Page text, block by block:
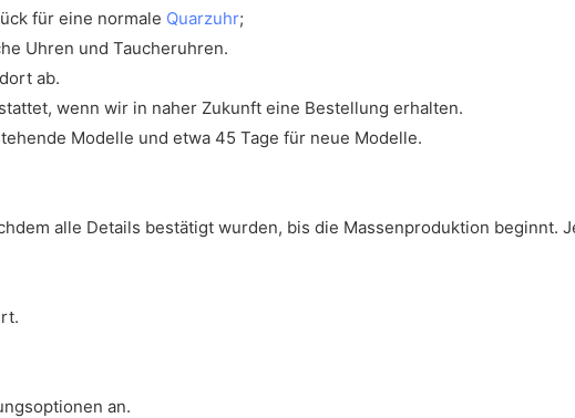
für eine normale Quarzuhr;
Uhren und Taucheruhren.
ab.
wenn wir in naher Zukunft eine Bestellung erhalten.
Modelle und etwa 45 Tage für neue Modelle.
alle Details bestätigt wurden, bis die Massenproduktion
an.